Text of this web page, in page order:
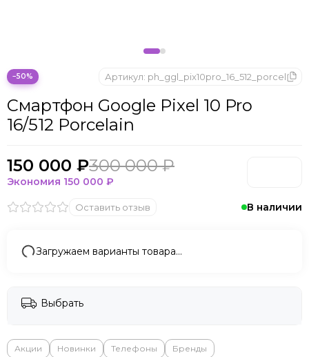
−50%
В наличии
Смартфон Google Pixel 10 Pro
16/512 Porcelain
Артикул: ph_ggl_pix10pro_16_512_porcel
Оставить отзыв
150 000 ₽300 000 ₽
Экономия 150 000 ₽
Загружаем варианты товара…
Выбрать
Акции Новинки Телефоны
Бренды